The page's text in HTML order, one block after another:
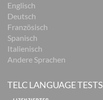
Englisch
Deutsch
Französisch
Spanisch
Italienisch
Andere Sprachen
TELC LANGUAGE TESTS